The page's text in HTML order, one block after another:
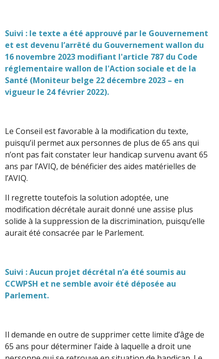
Suivi : le texte a été approuvé par le Gouvernement
et est devenu l’arrêté du Gouvernement wallon du
16 novembre 2023 modifiant l'article 787 du Code
réglementaire wallon de l'Action sociale et de la
Santé (Moniteur belge 22 décembre 2023 – en
vigueur le 24 février 2022).
Le Conseil est favorable à la modification du texte,
puisqu’il permet aux personnes de plus de 65 ans qui
n’ont pas fait constater leur handicap survenu avant 65
ans par l’AVIQ, de bénéficier des aides matérielles de
l’AVIQ.
Il regrette toutefois la solution adoptée, une
modification décrétale aurait donné une assise plus
solide à la suppression de la discrimination, puisqu’elle
aurait été consacrée par le Parlement.
Suivi : Aucun projet décrétal n’a été soumis au
CCWPSH et ne semble avoir été déposée au
Parlement.
Il demande en outre de supprimer cette limite d’âge de
65 ans pour déterminer l’aide à laquelle a droit une